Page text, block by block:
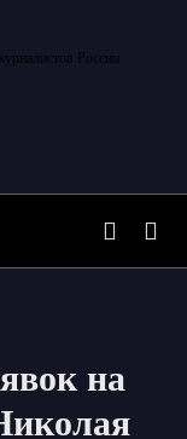
на